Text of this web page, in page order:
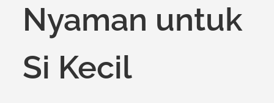
Nyaman untuk
Si Kecil